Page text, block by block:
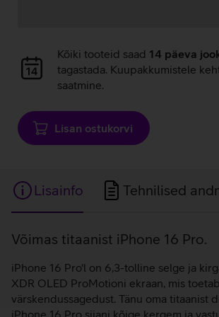
Andmete
laadimine
Kõiki tooteid saad 14 päeva
tagastada. Kuupakkumistele
saatmine.
Lisan ostukorvi
Lisainfo Tehnilised
Lisainfo
Võimas titaanist iPhone 16 Pro.
iPhone 16 Pro'l on 6,3-tolline selge ja
XDR OLED ProMotioni ekraan, mis
värskendussagedust. Tänu oma titaanist
iPhone 16 Pro siiani kõige kergem ja